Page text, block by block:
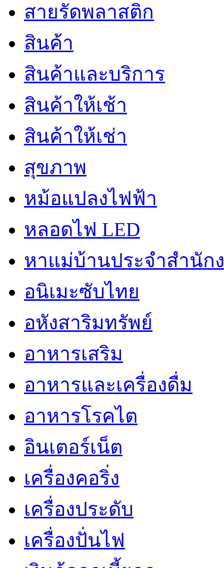
สายรัดพลาสติก
สินค้า
สินค้าและบริการ
สินค้าให้เช้า
สินค้าให้เช่า
สุขภาพ
หม้อแปลงไฟฟ้า
หลอดไฟ LED
หาแม่บ้านประจำสำนัก
อนิเมะซับไทย
อหังสาริมทรัพย์
อาหารเสริม
อาหารและเครื่องดื่ม
อาหารโรคไต
อินเตอร์เน็ต
เครื่องคอริ่ง
เครื่องประดับ
เครื่องปั่นไฟ